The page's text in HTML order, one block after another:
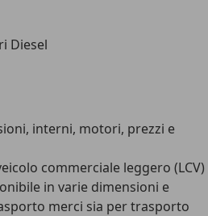
Diesel
interni, motori, prezzi e
commerciale leggero (LCV)
in varie dimensioni e
merci sia per trasporto